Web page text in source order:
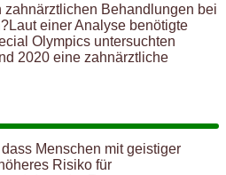
zahnärztlichen Behandlungen bei
einer Analyse benötigte
Olympics untersuchten
2020 eine zahnärztliche
Menschen mit geistiger
Risiko für